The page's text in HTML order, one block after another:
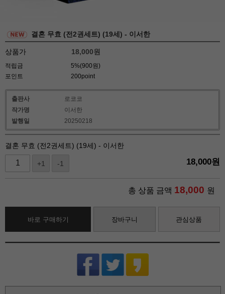
결혼 무효 (전2권세트) (19세) - 이서한
상품가 18,000원
적립금
5%(900원)
포인트
200point
출판사
로코코
작가명
이서한
발행일
20250218
결혼 무효 (전2권세트) (19세) - 이서한
+1 -1 18,000원
총 상품 금액 18,000 원
바로 구매하기 장바구니 관심상품